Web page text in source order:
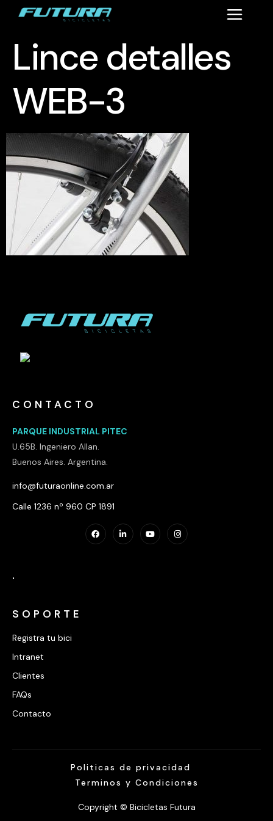
Lince detalles
WEB-3
CONTACTO
PARQUE INDUSTRIAL PITEC
U.65B. Ingeniero Allan.
Buenos Aires. Argentina.
info@futuraonline.com.ar
Calle 1236 nº 960 CP 1891
.
SOPORTE
Registra tu bici
Intranet
Clientes
FAQs
Contacto
Copyright © Bicicletas Futura
Politicas de privacidad
Terminos y Condiciones